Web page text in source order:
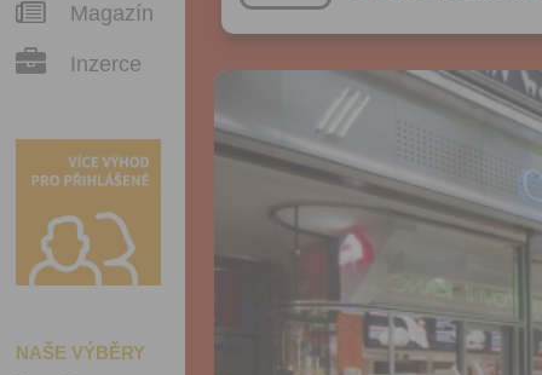
Magazín
Inzerce
NAŠE VÝBĚRY